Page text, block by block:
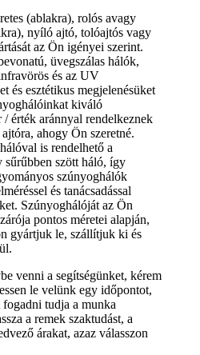
(ablakra), rolós avagy
nyíló ajtó, tolóajtós vagy
az Ön igényei szerint.
üvegszálas hálók,
és az UV
és esztétikus megjelenésüket
kiváló
/ érték aránnyal rendelkeznek
ahogy Ön szeretné.
is rendelhető a
sűrűbben szött háló, így
szúnyoghálók
és tanácsadással
Szúnyoghálóját az Ön
pontos méretei alapján,
gyártjuk le, szállítjuk ki és
venni a segítségünket, kérem
le velünk egy időpontot,
tudja a munka
a remek szaktudást, a
árakat, azaz válasszon